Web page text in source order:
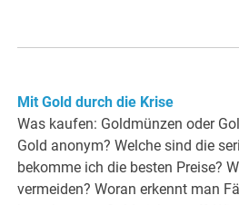
Mit Gold durch die Krise
Was kaufen: Goldmünzen oder
Gold anonym? Welche sind die
bekomme ich die besten Preise?
vermeiden? Woran erkennt man